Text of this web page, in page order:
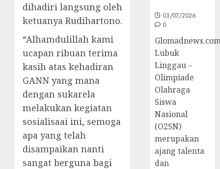
dihadiri langsung oleh
ketuanya Rudihartono.
“Alhamdulillah kami
ucapan ribuan terima
kasih atas kehadiran
GANN yang mana
dengan sukarela
melakukan kegiatan
sosialisaai ini, semoga
apa yang telah
disampaikan nanti
sangat berguna bagi
03/07/2026
0
Lubuk
Linggau –
Olimpiade
Olahraga
Siswa
Nasional
(O2SN)
merupakan
ajang talenta
dan